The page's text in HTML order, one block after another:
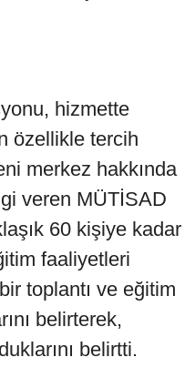
hizmette
özellikle tercih
merkez hakkında
veren MÜTİSAD
60 kişiye kadar
faaliyetleri
toplantı ve eğitim
belirterek,
belirtti.